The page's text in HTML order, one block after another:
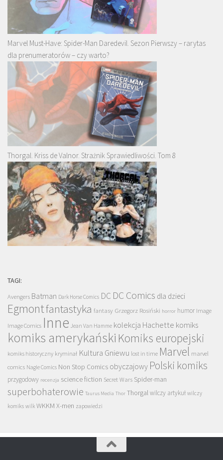
Marvel Must-Have: Spider-Man Daredevil. Sezon Pierwszy – rarytas
dla prenumeratorów – czy warto?
Thorgal. Kriss de Valnor. Strażnik Sprawiedliwości. Tom 8
TAGI:
Avengers Batman Dark Horse Comics DC DC Comics dla dzieci
Egmontfantastyka fantasy Grzegorz Rosiński horror humor Image
Image Comics Inne Jean Van Hamme kolekcja Hachette komiks
komiks amerykański Komiks europejski
komiks historyczny kryminał Kultura Gniewu lost in time Marvel marvel
comics Nagle Comics Non Stop Comics obyczajowy Polski komiks
przygodowy recenzja science fiction Secret Wars Spider-man
superbohaterowie Taurus Media Thor Thorgalwilczy artykuł wilczy
komiks wilk WKKM X-men zapowiedzi